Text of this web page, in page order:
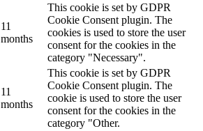
11
months
This cookie is set by GDPR
Cookie Consent plugin. The
cookies is used to store the user
consent for the cookies in the
category "Necessary".
11
months
This cookie is set by GDPR
Cookie Consent plugin. The
cookie is used to store the user
consent for the cookies in the
category "Other.